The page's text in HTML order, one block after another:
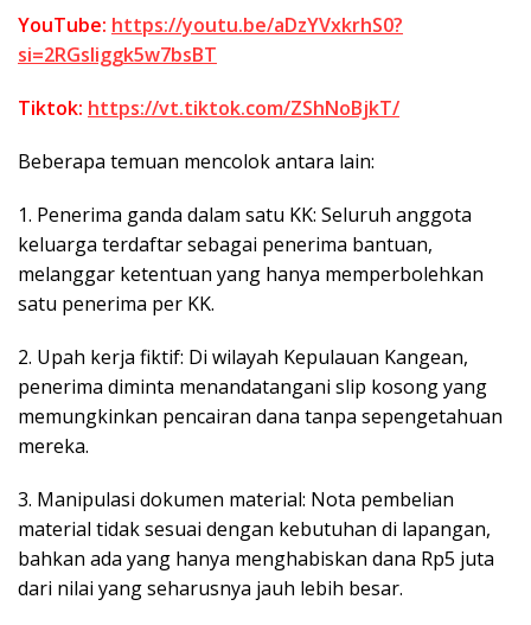
YouTube: https://youtu.be/aDzYVxkrhS0?
si=2RGsliggk5w7bsBT
Tiktok: https://vt.tiktok.com/ZShNoBjkT/
Beberapa temuan mencolok antara lain:
1. Penerima ganda dalam satu KK: Seluruh anggota
keluarga terdaftar sebagai penerima bantuan,
melanggar ketentuan yang hanya memperbolehkan
satu penerima per KK.
2. Upah kerja fiktif: Di wilayah Kepulauan Kangean,
penerima diminta menandatangani slip kosong yang
memungkinkan pencairan dana tanpa sepengetahuan
mereka.
3. Manipulasi dokumen material: Nota pembelian
material tidak sesuai dengan kebutuhan di lapangan,
bahkan ada yang hanya menghabiskan dana Rp5 juta
dari nilai yang seharusnya jauh lebih besar.